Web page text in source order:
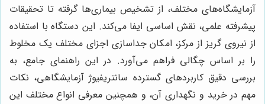
آزمایشگاه‌های مختلف، از تشخیص بیماری‌ها گرفته تا تحقیقات
پیشرفته علمی، نقش اساسی ایفا می‌کند. این دستگاه با استفاده
از نیروی گریز از مرکز، امکان جداسازی اجزای مختلف یک مخلوط
را بر اساس چگالی فراهم می‌آورد. در این راهنمای جامع، به
بررسی دقیق کاربردهای گسترده سانتریفیوژ آزمایشگاهی، نکات
مهم در خرید و نگهداری آن، و همچنین معرفی انواع مختلف این